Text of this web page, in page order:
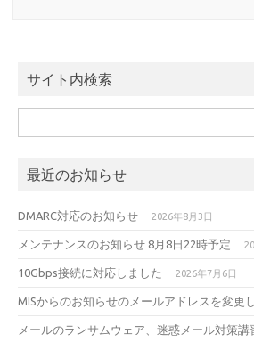
サイト内検索
索:
最近のお知らせ
DMARC対応のお知らせ 2026年8月3日
メンテナンスのお知らせ 8月8日22時予定
10Gbps接続に対応しました 2026年7月6日
MISからのお知らせのメールアドレスを変更
メールのランサムウェア、迷惑メール対策